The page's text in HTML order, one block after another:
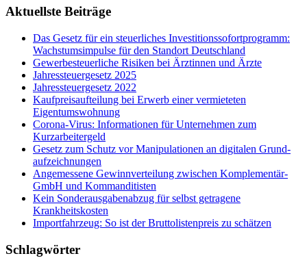
Aktuellste Beiträge
Das Gesetz für ein steuerliches Investitionssofortprogramm:
Wachstumsimpulse für den Standort Deutschland
Gewerbesteuerliche Risiken bei Ärztinnen und Ärzte
Jahressteuergesetz 2025
Jahressteuergesetz 2022
Kaufpreisaufteilung bei Erwerb einer vermieteten
Eigentumswohnung
Corona-Virus: Informationen für Unternehmen zum
Kurzarbeitergeld
Ge­setz zum Schutz vor Ma­ni­pu­la­tio­nen an di­gi­ta­len Grund­
auf­zeich­nun­gen
Angemessene Gewinnverteilung zwischen Komplementär-
GmbH und Kommanditisten
Kein Sonderausgabenabzug für selbst getragene
Krankheitskosten
Importfahrzeug: So ist der Bruttolistenpreis zu schätzen
Schlagwörter